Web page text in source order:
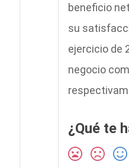
beneficio
su
ejercicio de
negocio
¿Qué te